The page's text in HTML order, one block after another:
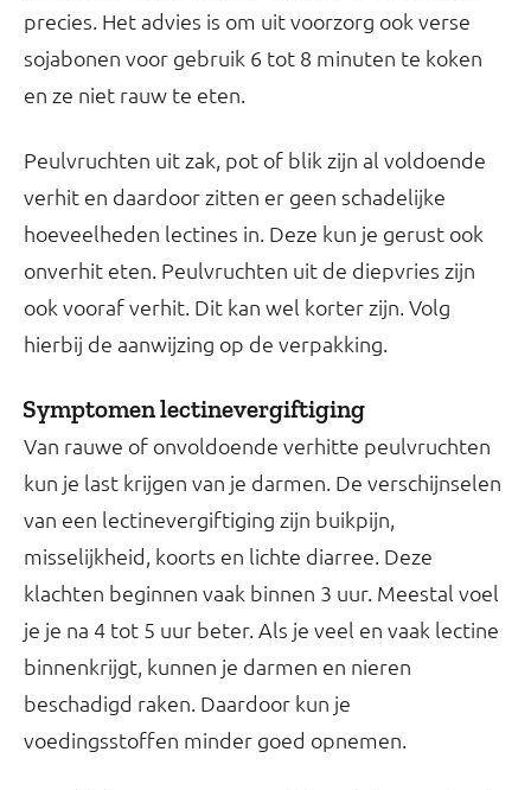
precies. Het advies is om uit voorzorg ook verse
sojabonen voor gebruik 6 tot 8 minuten te koken
en ze niet rauw te eten.
Peulvruchten uit zak, pot of blik zijn al voldoende
verhit en daardoor zitten er geen schadelijke
hoeveelheden lectines in. Deze kun je gerust ook
onverhit eten. Peulvruchten uit de diepvries zijn
ook vooraf verhit. Dit kan wel korter zijn. Volg
hierbij de aanwijzing op de verpakking.
Symptomen lectinevergiftiging
Van rauwe of onvoldoende verhitte peulvruchten
kun je last krijgen van je darmen. De verschijnselen
van een lectinevergiftiging zijn buikpijn,
misselijkheid, koorts en lichte diarree. Deze
klachten beginnen vaak binnen 3 uur. Meestal voel
je je na 4 tot 5 uur beter. Als je veel en vaak lectine
binnenkrijgt, kunnen je darmen en nieren
beschadigd raken. Daardoor kun je
voedingsstoffen minder goed opnemen.